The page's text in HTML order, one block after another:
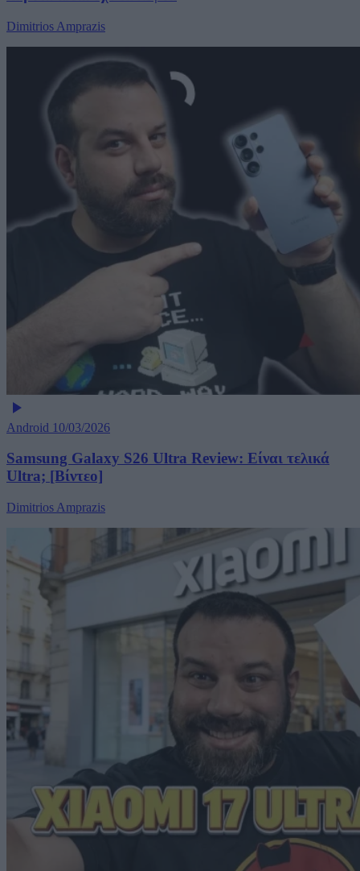
Dimitrios Amprazis
Android 10/03/2026
Samsung Galaxy S26 Ultra Review: Είναι τελικά
Ultra; [Βίντεο]
Dimitrios Amprazis